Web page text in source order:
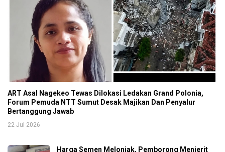
ART Asal Nagekeo Tewas Dilokasi Ledakan Grand Polonia,
Forum Pemuda NTT Sumut Desak Majikan Dan Penyalur
Bertanggung Jawab
22 Jul 2026
Harga Semen Melonjak, Pemborong Menjerit